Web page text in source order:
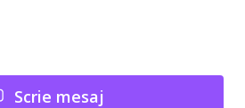
Scrie mesaj